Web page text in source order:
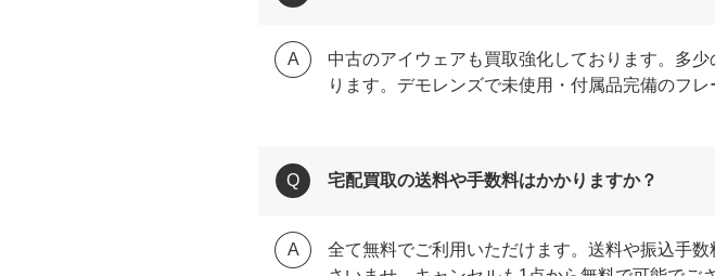
中古のアイウェアも買取強化しております。多
ります。デモレンズで未使用・付属品完備のフレ
宅配買取の送料や手数料はかかりますか？
全て無料でご利用いただけます。送料や振込手